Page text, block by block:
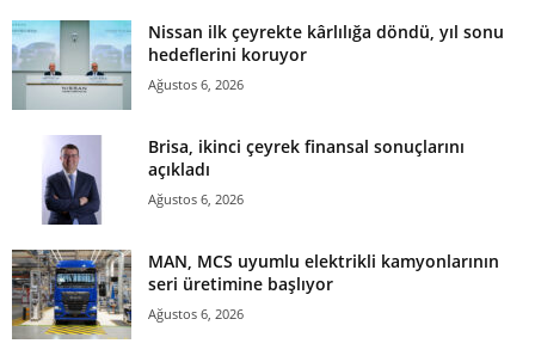
Nissan ilk çeyrekte kârlılığa döndü, yıl sonu
hedeflerini koruyor
Ağustos 6, 2026
Brisa, ikinci çeyrek finansal sonuçlarını
açıkladı
Ağustos 6, 2026
MAN, MCS uyumlu elektrikli kamyonlarının
seri üretimine başlıyor
Ağustos 6, 2026